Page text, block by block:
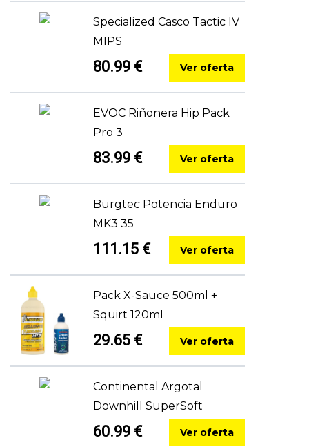
Specialized Casco Tactic IV
MIPS
80.99 € Ver oferta
EVOC Riñonera Hip Pack
Pro 3
83.99 € Ver oferta
Burgtec Potencia Enduro
MK3 35
111.15 € Ver oferta
Pack X-Sauce 500ml +
Squirt 120ml
29.65 € Ver oferta
Continental Argotal
Downhill SuperSoft
60.99 € Ver oferta